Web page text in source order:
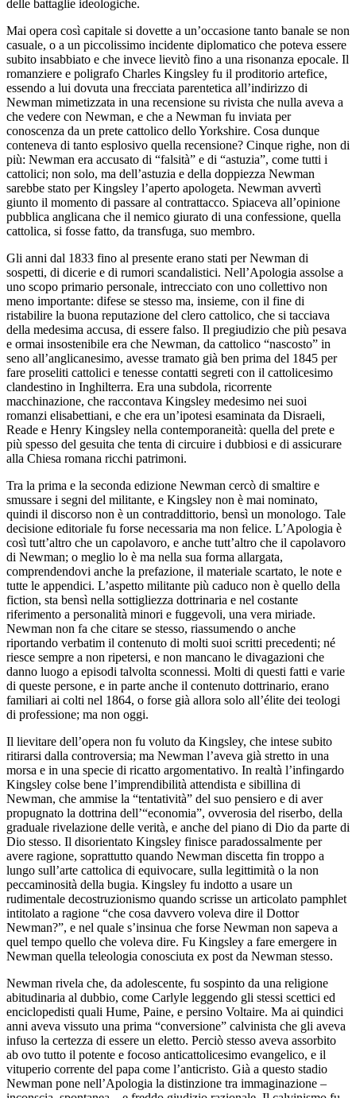
delle battaglie ideologiche.
Mai opera così capitale si dovette a un’occasione tanto banale se non
casuale, o a un piccolissimo incidente diplomatico che poteva essere
subito insabbiato e che invece lievitò fino a una risonanza epocale. Il
romanziere e poligrafo Charles Kingsley fu il proditorio artefice,
essendo a lui dovuta una frecciata parentetica all’indirizzo di
Newman mimetizzata in una recensione su rivista che nulla aveva a
che vedere con Newman, e che a Newman fu inviata per
conoscenza da un prete cattolico dello Yorkshire. Cosa dunque
conteneva di tanto esplosivo quella recensione? Cinque righe, non di
più: Newman era accusato di “falsità” e di “astuzia”, come tutti i
cattolici; non solo, ma dell’astuzia e della doppiezza Newman
sarebbe stato per Kingsley l’aperto apologeta. Newman avvertì
giunto il momento di passare al contrattacco. Spiaceva all’opinione
pubblica anglicana che il nemico giurato di una confessione, quella
cattolica, si fosse fatto, da transfuga, suo membro.
Gli anni dal 1833 fino al presente erano stati per Newman di
sospetti, di dicerie e di rumori scandalistici. Nell’Apologia assolse a
uno scopo primario personale, intrecciato con uno collettivo non
meno importante: difese se stesso ma, insieme, con il fine di
ristabilire la buona reputazione del clero cattolico, che si tacciava
della medesima accusa, di essere falso. Il pregiudizio che più pesava
e ormai insostenibile era che Newman, da cattolico “nascosto” in
seno all’anglicanesimo, avesse tramato già ben prima del 1845 per
fare proseliti cattolici e tenesse contatti segreti con il cattolicesimo
clandestino in Inghilterra. Era una subdola, ricorrente
macchinazione, che raccontava Kingsley medesimo nei suoi
romanzi elisabettiani, e che era un’ipotesi esaminata da Disraeli,
Reade e Henry Kingsley nella contemporaneità: quella del prete e
più spesso del gesuita che tenta di circuire i dubbiosi e di assicurare
alla Chiesa romana ricchi patrimoni.
Tra la prima e la seconda edizione Newman cercò di smaltire e
smussare i segni del militante, e Kingsley non è mai nominato,
quindi il discorso non è un contraddittorio, bensì un monologo. Tale
decisione editoriale fu forse necessaria ma non felice. L’Apologia è
così tutt’altro che un capolavoro, e anche tutt’altro che il capolavoro
di Newman; o meglio lo è ma nella sua forma allargata,
comprendendovi anche la prefazione, il materiale scartato, le note e
tutte le appendici. L’aspetto militante più caduco non è quello della
fiction, sta bensì nella sottigliezza dottrinaria e nel costante
riferimento a personalità minori e fuggevoli, una vera miriade.
Newman non fa che citare se stesso, riassumendo o anche
riportando verbatim il contenuto di molti suoi scritti precedenti; né
riesce sempre a non ripetersi, e non mancano le divagazioni che
danno luogo a episodi talvolta sconnessi. Molti di questi fatti e varie
di queste persone, e in parte anche il contenuto dottrinario, erano
familiari ai colti nel 1864, o forse già allora solo all’élite dei teologi
di professione; ma non oggi.
Il lievitare dell’opera non fu voluto da Kingsley, che intese subito
ritirarsi dalla controversia; ma Newman l’aveva già stretto in una
morsa e in una specie di ricatto argomentativo. In realtà l’infingardo
Kingsley colse bene l’imprendibilità attendista e sibillina di
Newman, che ammise la “tentatività” del suo pensiero e di aver
propugnato la dottrina dell’“economia”, ovverosia del riserbo, della
graduale rivelazione delle verità, e anche del piano di Dio da parte di
Dio stesso. Il disorientato Kingsley finisce paradossalmente per
avere ragione, soprattutto quando Newman discetta fin troppo a
lungo sull’arte cattolica di equivocare, sulla legittimità o la non
peccaminosità della bugia. Kingsley fu indotto a usare un
rudimentale decostruzionismo quando scrisse un articolato pamphlet
intitolato a ragione “che cosa davvero voleva dire il Dottor
Newman?”, e nel quale s’insinua che forse Newman non sapeva a
quel tempo quello che voleva dire. Fu Kingsley a fare emergere in
Newman quella teleologia conosciuta ex post da Newman stesso.
Newman rivela che, da adolescente, fu sospinto da una religione
abitudinaria al dubbio, come Carlyle leggendo gli stessi scettici ed
enciclopedisti quali Hume, Paine, e persino Voltaire. Ma ai quindici
anni aveva vissuto una prima “conversione” calvinista che gli aveva
infuso la certezza di essere un eletto. Perciò stesso aveva assorbito
ab ovo tutto il potente e focoso anticattolicesimo evangelico, e il
vituperio corrente del papa come l’anticristo. Già a questo stadio
Newman pone nell’Apologia la distinzione tra immaginazione –